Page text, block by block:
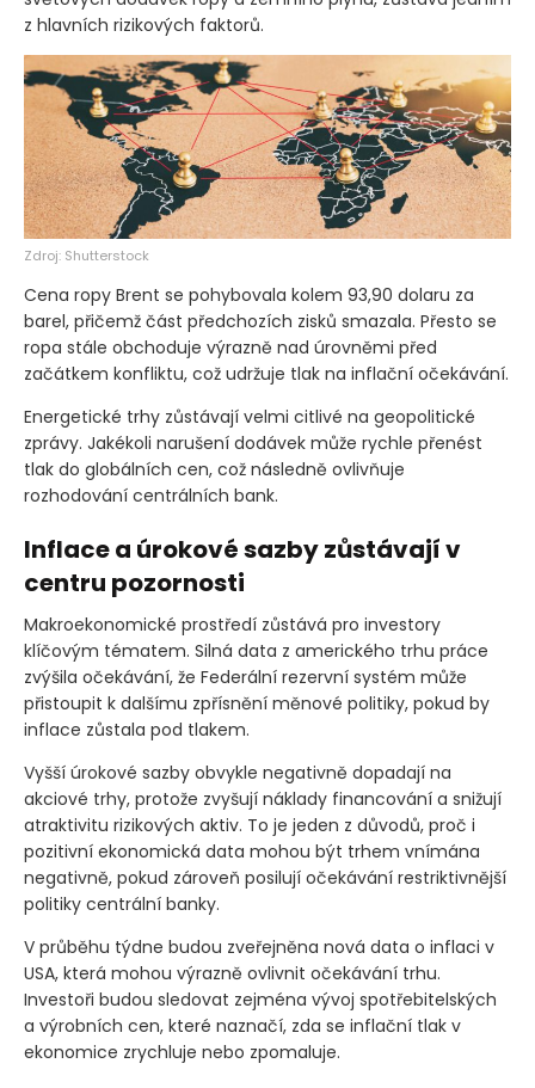
z hlavních rizikových faktorů.
Zdroj: Shutterstock
Cena ropy Brent se pohybovala kolem 93,90 dolaru za
barel, přičemž část předchozích zisků smazala. Přesto se
ropa stále obchoduje výrazně nad úrovněmi před
začátkem konfliktu, což udržuje tlak na inflační očekávání.
Energetické trhy zůstávají velmi citlivé na geopolitické
zprávy. Jakékoli narušení dodávek může rychle přenést
tlak do globálních cen, což následně ovlivňuje
rozhodování centrálních bank.
Inflace a úrokové sazby zůstávají v
centru pozornosti
Makroekonomické prostředí zůstává pro investory
klíčovým tématem. Silná data z amerického trhu práce
zvýšila očekávání, že Federální rezervní systém může
přistoupit k dalšímu zpřísnění měnové politiky, pokud by
inflace zůstala pod tlakem.
Vyšší úrokové sazby obvykle negativně dopadají na
akciové trhy, protože zvyšují náklady financování a snižují
atraktivitu rizikových aktiv. To je jeden z důvodů, proč i
pozitivní ekonomická data mohou být trhem vnímána
negativně, pokud zároveň posilují očekávání restriktivnější
politiky centrální banky.
V průběhu týdne budou zveřejněna nová data o inflaci v
USA, která mohou výrazně ovlivnit očekávání trhu.
Investoři budou sledovat zejména vývoj spotřebitelských
a výrobních cen, které naznačí, zda se inflační tlak v
ekonomice zrychluje nebo zpomaluje.